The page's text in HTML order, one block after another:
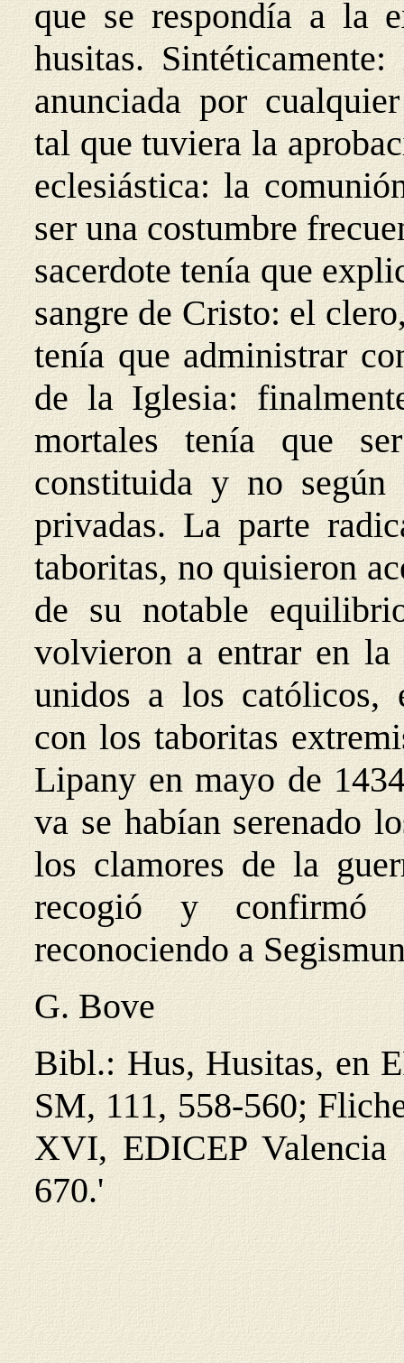
que se respondía a la
husitas.
anunciada por
tal que tuviera la
eclesiástica: la
ser una costumbre
sacerdote tenía que
sangre de Cristo: el
tenía que administrar
de la Iglesia:
mortales tenía que
constituida y no según
privadas. La parte
taboritas, no quisieron
de su notable
volvieron a entrar en
unidos a los católicos,
con los taboritas
Lipany en mayo de
va se habían serenado
los clamores de la
recogió y confirmó
reconociendo a
G. Bove
Bibl.: Hus, Husitas, en
SM, 111, 558-560;
XVI, EDICEP
670.'